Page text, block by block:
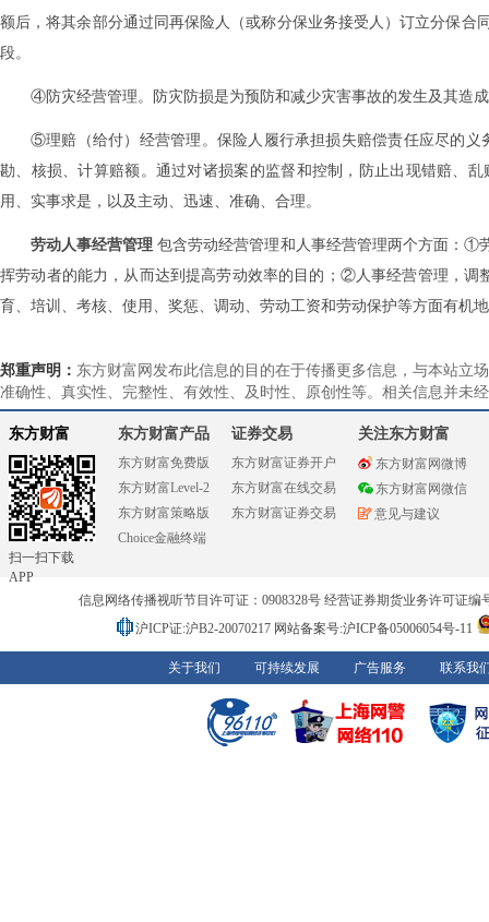
额后，将其余部分通过同再保险人（或称分保业务接受人）订立分保
段。
④防灾经营管理。防灾防损是为预防和减少灾害事故的发生及其造
⑤理赔（给付）经营管理。保险人履行承担损失赔偿责任应尽的
勘、核损、计算赔额。通过对诸损案的监督和控制，防止出现错赔、
用、实事求是，以及主动、迅速、准确、合理。
劳动人事经营管理 包含劳动经营管理和人事经营管理两个方面：①
挥劳动者的能力，从而达到提高劳动效率的目的；②人事经营管理，
育、培训、考核、使用、奖惩、调动、劳动工资和劳动保护等方面有机
郑重声明： 东方财富网发布此信息的目的在于传播更多信息，与本站立
准确性、真实性、完整性、有效性、及时性、原创性等。相关信息并未
东方财富
扫一扫下载
APP
东方财富产品
东方财富免费版
东方财富Level-2
东方财富策略版
Choice金融终端
证券交易
东方财富证券开户
东方财富在线交易
东方财富证券交易
关注东方财富
东方财富网微博
东方财富网微信
意见与建议
信息网络传播视听节目许可证：0908328号 经营证券期货业务许可证编
沪ICP证:沪B2-20070217 网站备案号:沪ICP备05006054号-11
关于我们 可持续发展 广告服务 联系我